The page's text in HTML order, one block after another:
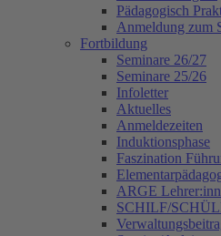
Pädagogisch
Anmeldung zum
Fortbildung
Seminare 26/27
Seminare 25/26
Infoletter
Aktuelles
Anmeldezeiten
Induktionsphase
Faszination
ARGE
SCHILF/